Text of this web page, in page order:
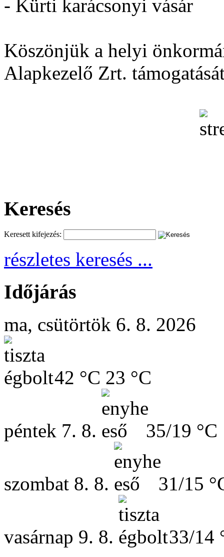
- Kürti karácsonyi vásár
Köszönjük a helyi
Alapkezelő Zrt.
Keresés
Keresett kifejezés:
részletes keresés ...
Időjárás
ma, csütörtök 6. 8. 2026
42 °C 23 °C
péntek 7. 8. 35/19 °C
szombat 8. 8. 31/15
vasárnap 9. 8. 33/14